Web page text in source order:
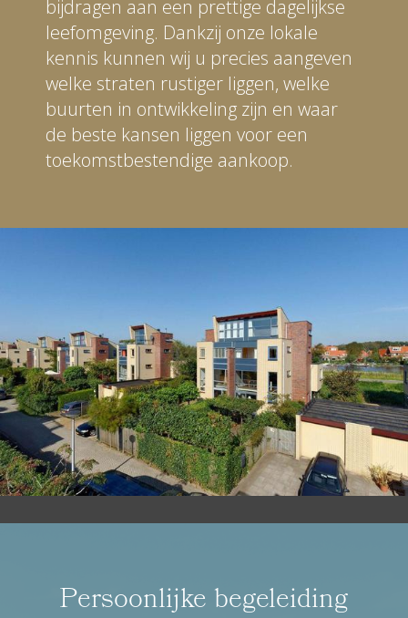
bijdragen aan een prettige dagelijkse
leefomgeving. Dankzij onze lokale
kennis kunnen wij u precies aangeven
welke straten rustiger liggen, welke
buurten in ontwikkeling zijn en waar
de beste kansen liggen voor een
toekomstbestendige aankoop.
Persoonlijke begeleiding